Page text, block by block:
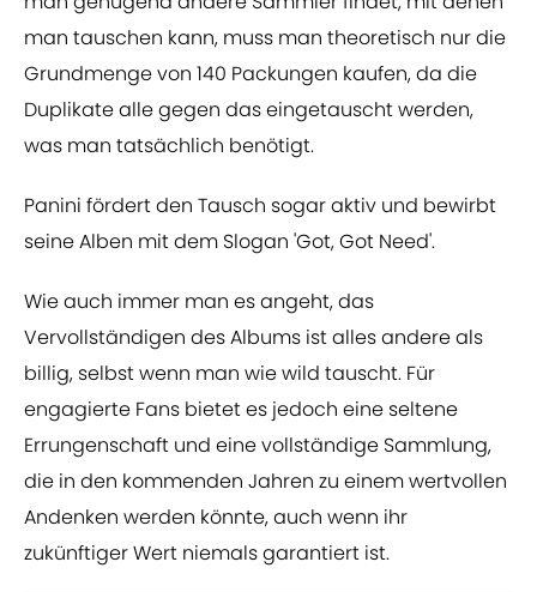
man tauschen kann, muss man theoretisch nur die
Grundmenge von 140 Packungen kaufen, da die
Duplikate alle gegen das eingetauscht werden,
was man tatsächlich benötigt.
Panini fördert den Tausch sogar aktiv und bewirbt
seine Alben mit dem Slogan 'Got, Got Need'.
Wie auch immer man es angeht, das
Vervollständigen des Albums ist alles andere als
billig, selbst wenn man wie wild tauscht. Für
engagierte Fans bietet es jedoch eine seltene
Errungenschaft und eine vollständige Sammlung,
die in den kommenden Jahren zu einem wertvollen
Andenken werden könnte, auch wenn ihr
zukünftiger Wert niemals garantiert ist.